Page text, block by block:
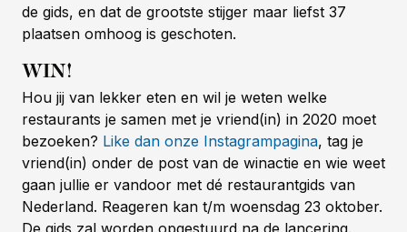
de gids, en dat de grootste stijger maar liefst 37
plaatsen omhoog is geschoten.
WIN!
Hou jij van lekker eten en wil je weten welke
restaurants je samen met je vriend(in) in 2020 moet
bezoeken? Like dan onze Instagrampagina, tag je
vriend(in) onder de post van de winactie en wie weet
gaan jullie er vandoor met dé restaurantgids van
Nederland. Reageren kan t/m woensdag 23 oktober.
De gids zal worden opgestuurd na de lancering.